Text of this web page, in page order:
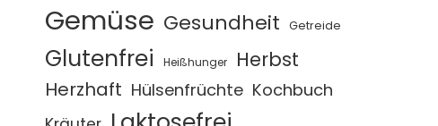
Gemüse Gesundheit Getreide
Glutenfrei Heißhunger Herbst
Herzhaft Hülsenfrüchte Kochbuch